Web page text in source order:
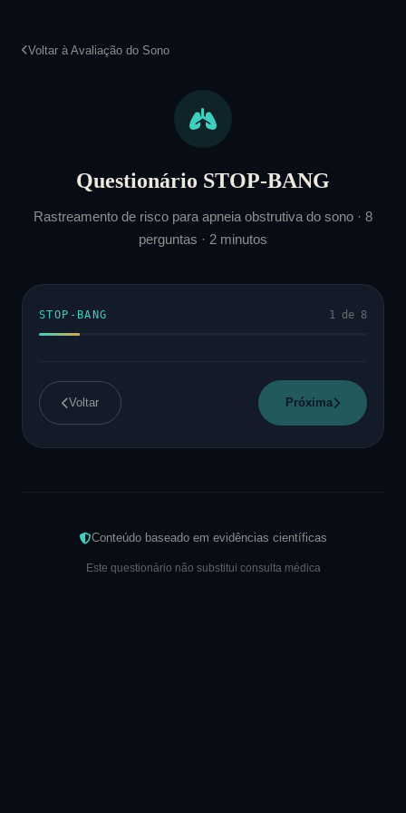
Voltar à Avaliação do Sono
Questionário STOP-BANG
Rastreamento de risco para apneia obstrutiva do sono · 8
perguntas · 2 minutos
STOP-BANG 1 de 8
Voltar Próxima
Conteúdo baseado em evidências científicas
Este questionário não substitui consulta médica